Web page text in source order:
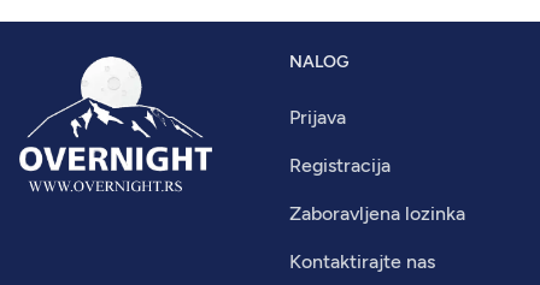
NALOG
Prijava
Registracija
Zaboravljena lozinka
Kontaktirajte nas